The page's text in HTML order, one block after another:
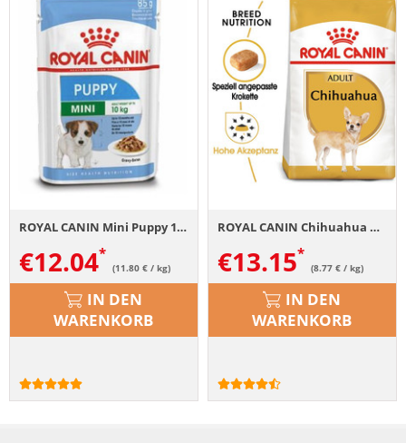
ROYAL CANIN Mini Puppy 12x85 g
€12.04 (11.80 € / kg)
IN DEN
WARENKORB
ROYAL CANIN Chihuahua Adult Hundefutter trocken 1,5 kg
€13.15 (8.77 € / kg)
IN DEN
WARENKORB